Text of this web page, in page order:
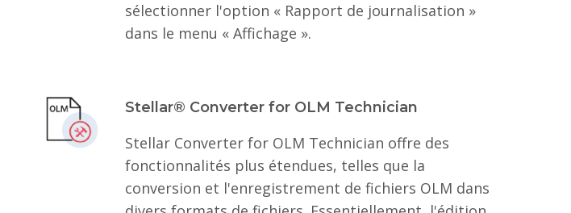
sélectionner l'option « Rapport de journalisation »
dans le menu « Affichage ».
Stellar® Converter for OLM Technician
Stellar Converter for OLM Technician offre des
fonctionnalités plus étendues, telles que la
conversion et l'enregistrement de fichiers OLM dans